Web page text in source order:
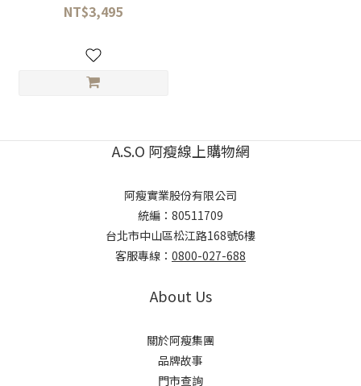
NT$3,495
A.S.O 阿瘦線上購物網
阿瘦實業股份有限公司
統編：80511709
台北市中山區松江路168號6樓
客服專線： 0800-027-688
About Us
關於阿瘦集團
品牌故事
門市查詢